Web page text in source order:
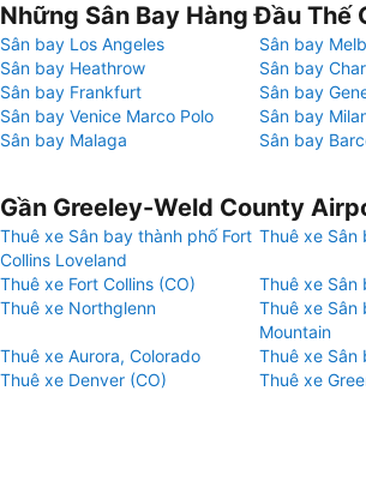
Những Sân Bay Hàng Đầu Thế
Sân bay Los Angeles
Sân bay
Sân bay Heathrow
Sân bay
Sân bay Frankfurt
Sân bay
Sân bay Venice Marco Polo
Sân bay
Sân bay Malaga
Sân bay
Gần Greeley-Weld County
Thuê xe Sân bay thành phố Fort
Collins Loveland
Thuê xe Sân
Thuê xe Fort Collins (CO)
Thuê xe Sân
Thuê xe Northglenn
Thuê xe Sân
Mountain
Thuê xe Aurora, Colorado
Thuê xe Sân
Thuê xe Denver (CO)
Thuê xe